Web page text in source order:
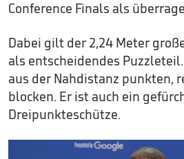
Conference Finals als
Dabei gilt der 2,24 Meter
als entscheidendes
aus der Nahdistanz punkten,
blocken. Er ist auch ein
Dreipunkteschütze.